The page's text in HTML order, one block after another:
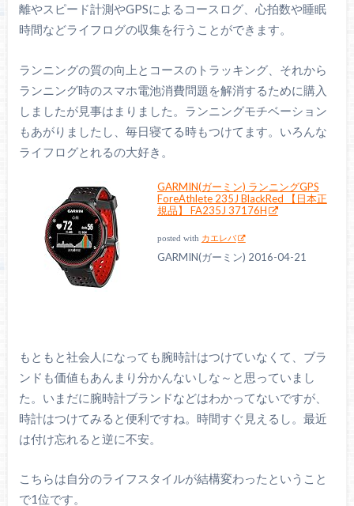
離やスピード計測やGPSによるコースログ、心拍数や睡眠
時間などライフログの収集を行うことができます。
ランニングの質の向上とコースのトラッキング、それから
ランニング時のスマホ電池消費問題を解消するために購入
しましたが見事はまりました。ランニングモチベーション
もあがりましたし、毎日寝てる時もつけてます。いろんな
ライフログとれるの大好き。
GARMIN(ガーミン) ランニングGPS
ForeAthlete 235J BlackRed 【日本正
規品】 FA235J 37176H
posted with カエレバ
GARMIN(ガーミン) 2016-04-21
もともと社会人になっても腕時計はつけていなくて、ブラ
ンドも価値もあんまり分かんないしな～と思っていまし
た。いまだに腕時計ブランドなどはわかってないですが、
時計はつけてみると便利ですね。時間すぐ見えるし。最近
は付け忘れると逆に不安。
こちらは自分のライフスタイルが結構変わったということ
で1位です。